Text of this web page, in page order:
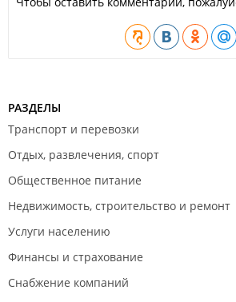
РАЗДЕЛЫ
Транспорт и перевозки
Отдых, развлечения, спорт
Общественное питание
Недвижимость, строительство и ремонт
Услуги населению
Финансы и страхование
Снабжение компаний